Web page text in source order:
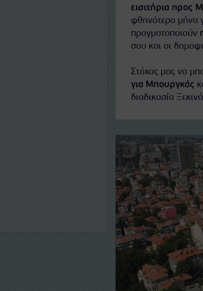
εισιτήρια προς
φθηνότερο μήνα
πραγματοποιούν
σου και οι
Στόχος μας να
για Μπουργκάς
διαδικασία